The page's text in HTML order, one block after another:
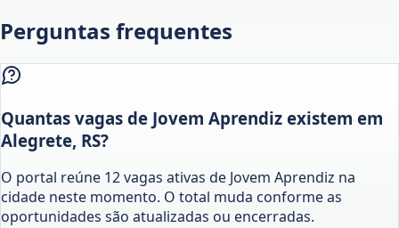
Perguntas frequentes
Quantas vagas de Jovem Aprendiz existem em
Alegrete, RS?
O portal reúne 12 vagas ativas de Jovem Aprendiz na
cidade neste momento. O total muda conforme as
oportunidades são atualizadas ou encerradas.